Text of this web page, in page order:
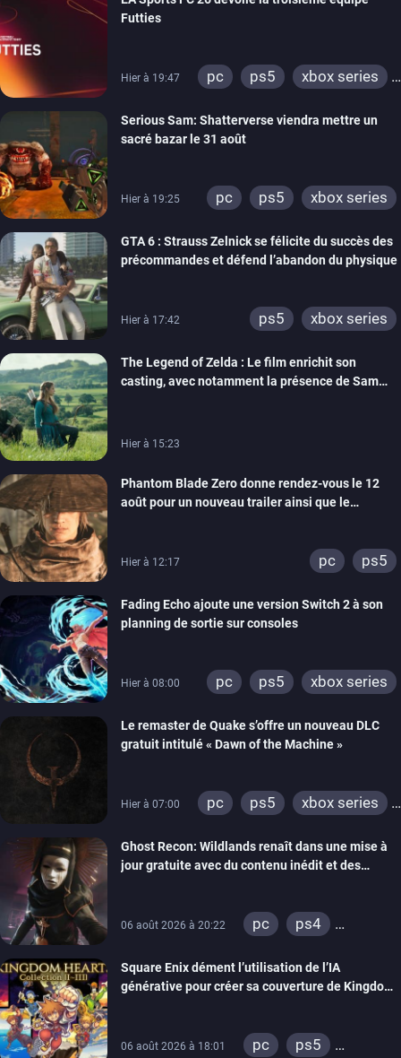
Futties
Hier à 19:47 pc ps5
xbox series
xbox one
switch 2
Serious Sam: Shatterverse viendra mettre un
sacré bazar le 31 août
Hier à 19:25 pc ps5 xbox series
GTA 6 : Strauss Zelnick se félicite du succès des
précommandes et défend l’abandon du physique
Hier à 17:42 ps5 xbox series
The Legend of Zelda : Le film enrichit son
casting, avec notamment la présence de Sam
Hier à 15:23
Phantom Blade Zero donne rendez-vous le 12
août pour un nouveau trailer ainsi que le
Hier à 12:17 pc ps5
Fading Echo ajoute une version Switch 2 à son
planning de sortie sur consoles
Hier à 08:00 pc ps5 xbox series
Le remaster de Quake s’offre un nouveau DLC
gratuit intitulé « Dawn of the Machine »
Hier à 07:00 pc ps5
xbox series
xbox one
nintendo 64
Ghost Recon: Wildlands renaît dans une mise à
jour gratuite avec du contenu inédit et des
06 août 2026 à 20:22 pc
ps4
Square Enix dément l’utilisation de l’IA
générative pour créer sa couverture de Kingdom
06 août 2026 à 18:01 pc
ps5